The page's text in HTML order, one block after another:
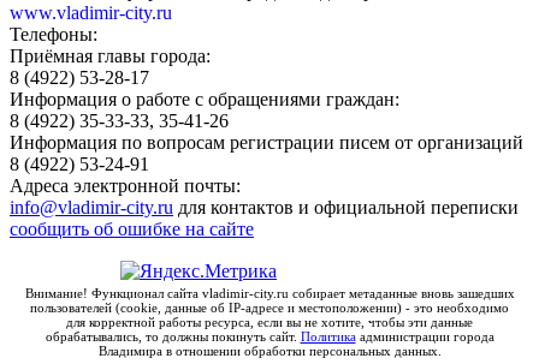
www.vladimir-city.ru
Телефоны:
Приёмная главы города:
8 (4922) 53-28-17
Информация о работе с обращениями граждан:
8 (4922) 35-33-33, 35-41-26
Информация по вопросам регистрации писем от организаций
8 (4922) 53-24-91
Адреса электронной почты:
info@vladimir-city.ru для контактов и официальной переписки
сообщить об ошибке на сайте
Внимание! Функционал сайта vladimir-city.ru собирает метаданные вновь зашедших
пользователей (cookie, данные об IP-адресе и местоположении) - это необходимо
для корректной работы ресурса, если вы не хотите, чтобы эти данные
обрабатывались, то должны покинуть сайт. Политикаадминистрации города
Владимира в отношении обработки персональных данных.